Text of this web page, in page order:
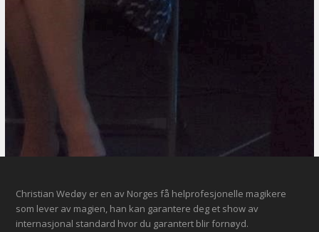
Christian Wedøy er en av Norges få helprofesjonelle magikere
som lever av magien, han kan garantere deg et show av
internasjonal standard hvor du garantert blir fornøyd.